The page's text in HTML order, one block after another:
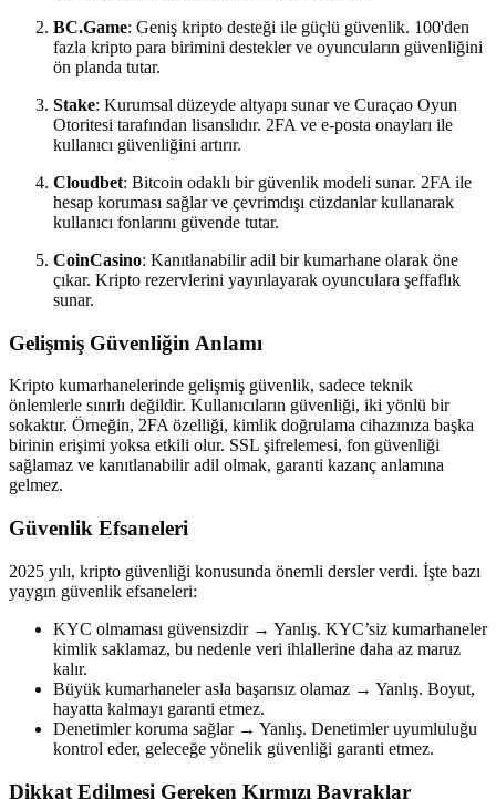
BC.Game: Geniş kripto desteği ile güçlü güvenlik. 100'den
fazla kripto para birimini destekler ve oyuncuların güvenliğini
ön planda tutar.
Stake: Kurumsal düzeyde altyapı sunar ve Curaçao Oyun
Otoritesi tarafından lisanslıdır. 2FA ve e-posta onayları ile
kullanıcı güvenliğini artırır.
Cloudbet: Bitcoin odaklı bir güvenlik modeli sunar. 2FA ile
hesap koruması sağlar ve çevrimdışı cüzdanlar kullanarak
kullanıcı fonlarını güvende tutar.
CoinCasino: Kanıtlanabilir adil bir kumarhane olarak öne
çıkar. Kripto rezervlerini yayınlayarak oyunculara şeffaflık
sunar.
Gelişmiş Güvenliğin Anlamı
Kripto kumarhanelerinde gelişmiş güvenlik, sadece teknik
önlemlerle sınırlı değildir. Kullanıcıların güvenliği, iki yönlü bir
sokaktır. Örneğin, 2FA özelliği, kimlik doğrulama cihazınıza başka
birinin erişimi yoksa etkili olur. SSL şifrelemesi, fon güvenliği
sağlamaz ve kanıtlanabilir adil olmak, garanti kazanç anlamına
gelmez.
Güvenlik Efsaneleri
2025 yılı, kripto güvenliği konusunda önemli dersler verdi. İşte bazı
yaygın güvenlik efsaneleri:
KYC olmaması güvensizdir → Yanlış. KYC’siz kumarhaneler
kimlik saklamaz, bu nedenle veri ihlallerine daha az maruz
kalır.
Büyük kumarhaneler asla başarısız olamaz → Yanlış. Boyut,
hayatta kalmayı garanti etmez.
Denetimler koruma sağlar → Yanlış. Denetimler uyumluluğu
kontrol eder, geleceğe yönelik güvenliği garanti etmez.
Dikkat Edilmesi Gereken Kırmızı Bayraklar